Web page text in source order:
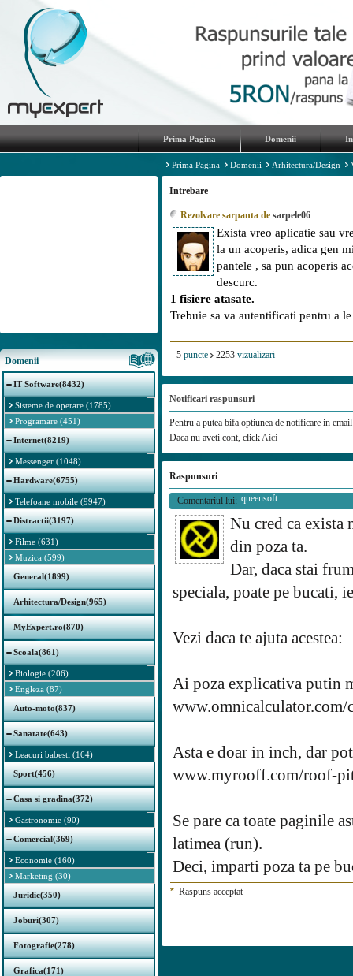
Prima Pagina Domenii
Domenii
IT Software(8432)
Sisteme de operare (1785)
Programare (451)
Internet(8219)
Messenger (1048)
Hardware(6755)
Telefoane mobile (9947)
Distractii(3197)
Filme (631)
Muzica (599)
General(1899)
Arhitectura/Design(965)
MyExpert.ro(870)
Scoala(861)
Biologie (206)
Engleza (87)
Auto-moto(837)
Sanatate(643)
Leacuri babesti (164)
Sport(456)
Casa si gradina(372)
Gastronomie (90)
Comercial(369)
Economie (160)
Marketing (30)
Juridic(350)
Joburi(307)
Fotografie(278)
Grafica(171)
Prima Pagina Domenii Arhitectura/Design
Intrebare
Rezolvare sarpanta de sarpele06
Exista vreo aplicatie sau
la un acoperis, adica gen
pantele , sa pun acoperis
descurc.
1 fisiere atasate.
Trebuie sa va autentificati pentru a
5 puncte 2253 vizualizari
Notificari raspunsuri
Pentru a putea bifa optiunea de notificare in
Daca nu aveti cont, clickAici
Raspunsuri
Comentariul lui: queensoft
Nu cred ca exista
din poza ta.
Dar, daca stai
speciala, poate pe bucati,
Vezi daca te ajuta acestea:
Ai poza explicativa putin
Asta e doar in inch, dar
www.myrooff.com/roof-
Se pare ca toate paginile
latimea (run).
Deci, imparti poza ta pe
* Raspuns acceptat